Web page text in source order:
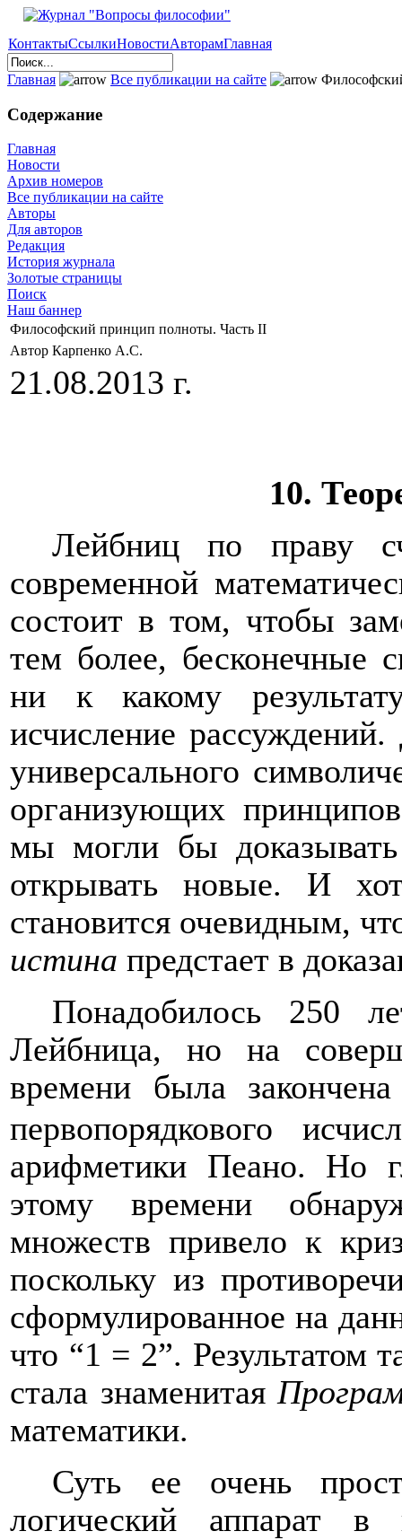
КонтактыСсылкиНовостиАвторамГлавная
Главная Все публикации на сайте
Содержание
Главная
Новости
Архив номеров
Все публикации на сайте
Авторы
Для авторов
Редакция
История журнала
Золотые страницы
Поиск
Наш баннер
Философский принцип полноты. Часть II
Автор Карпенко А.С.
21.08.2013 г.
10.
Лейбниц по праву
современной
состоит в том, чтобы
тем более, бесконечные
ни к какому
исчисление рассуждений.
универсального
организующих
мы могли бы
открывать новые. И
становится очевидным,
истина предстает в
Понадобилось 250
Лейбница, но на
времени была
первопорядкового
арифметики Пеано. Но
этому времени
множеств привело к
поскольку из
сформулированное на
что “1 = 2”. Результатом
стала знаменитая
математики.
Суть ее очень
логический аппарат